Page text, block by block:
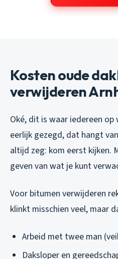
Kosten oude
verwijderen
Oké, dit is waar iedereen
eerlijk gezegd, dat hangt
altijd zeg: kom eerst kijken.
geven van wat je kunt
Voor bitumen verwijderen
klinkt misschien veel, maar
Arbeid met twee man
Daksloper en